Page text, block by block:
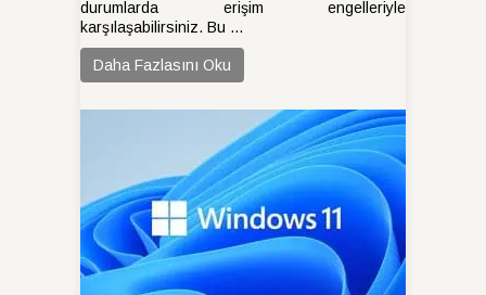
durumlarda erişim engelleriyle
karşılaşabilirsiniz. Bu ...
Daha Fazlasını Oku